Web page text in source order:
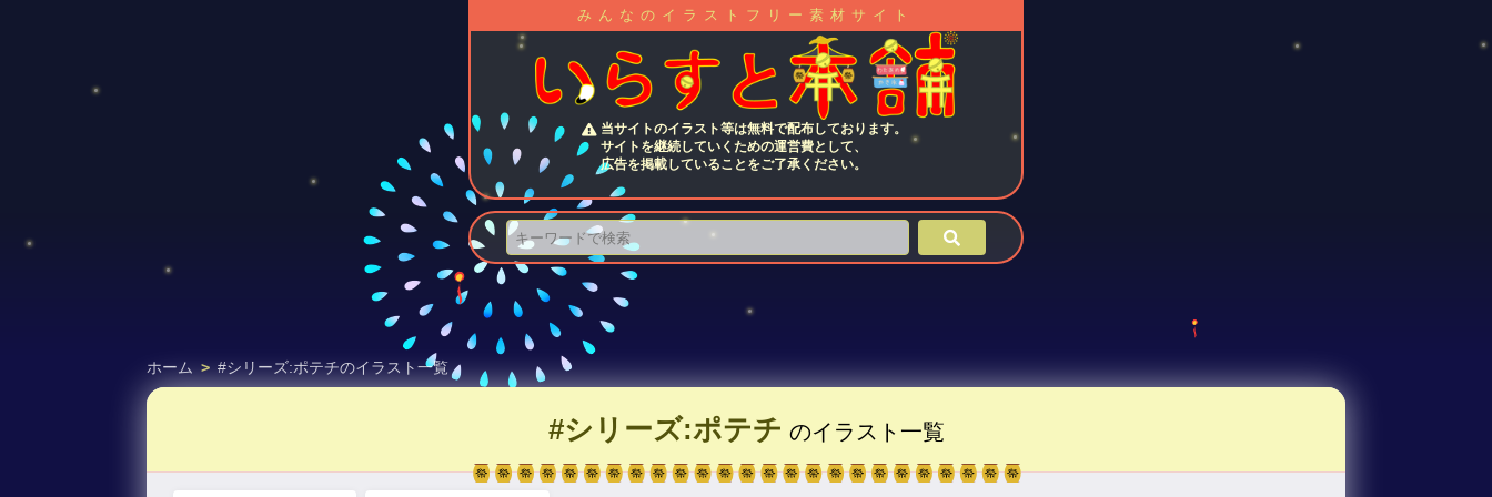
みんなのイラストフリー素材サイト
当サイトのイラスト等は無料で配布しております。
サイトを継続していくための運営費として、
広告を掲載していることをご了承ください。
ホーム > #シリーズ:ポテチのイラスト一覧
#シリーズ:ポテチ のイラスト一覧